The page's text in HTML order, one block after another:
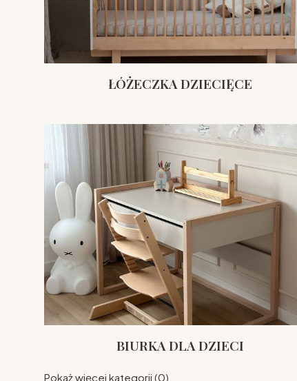
ŁÓŻECZKA DZIECIĘCE
BIURKA DLA DZIECI
Pokaż więcej kategorii (0)